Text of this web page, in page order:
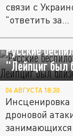
связи с
"ответить за...
Русские
"Лейпциг был
06 АВГУСТА 18:30
дроновой
занимающихся